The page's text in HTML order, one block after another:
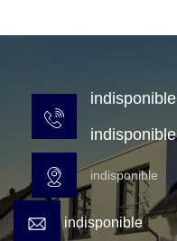
indisponible
indisponible
indisponible
indisponible